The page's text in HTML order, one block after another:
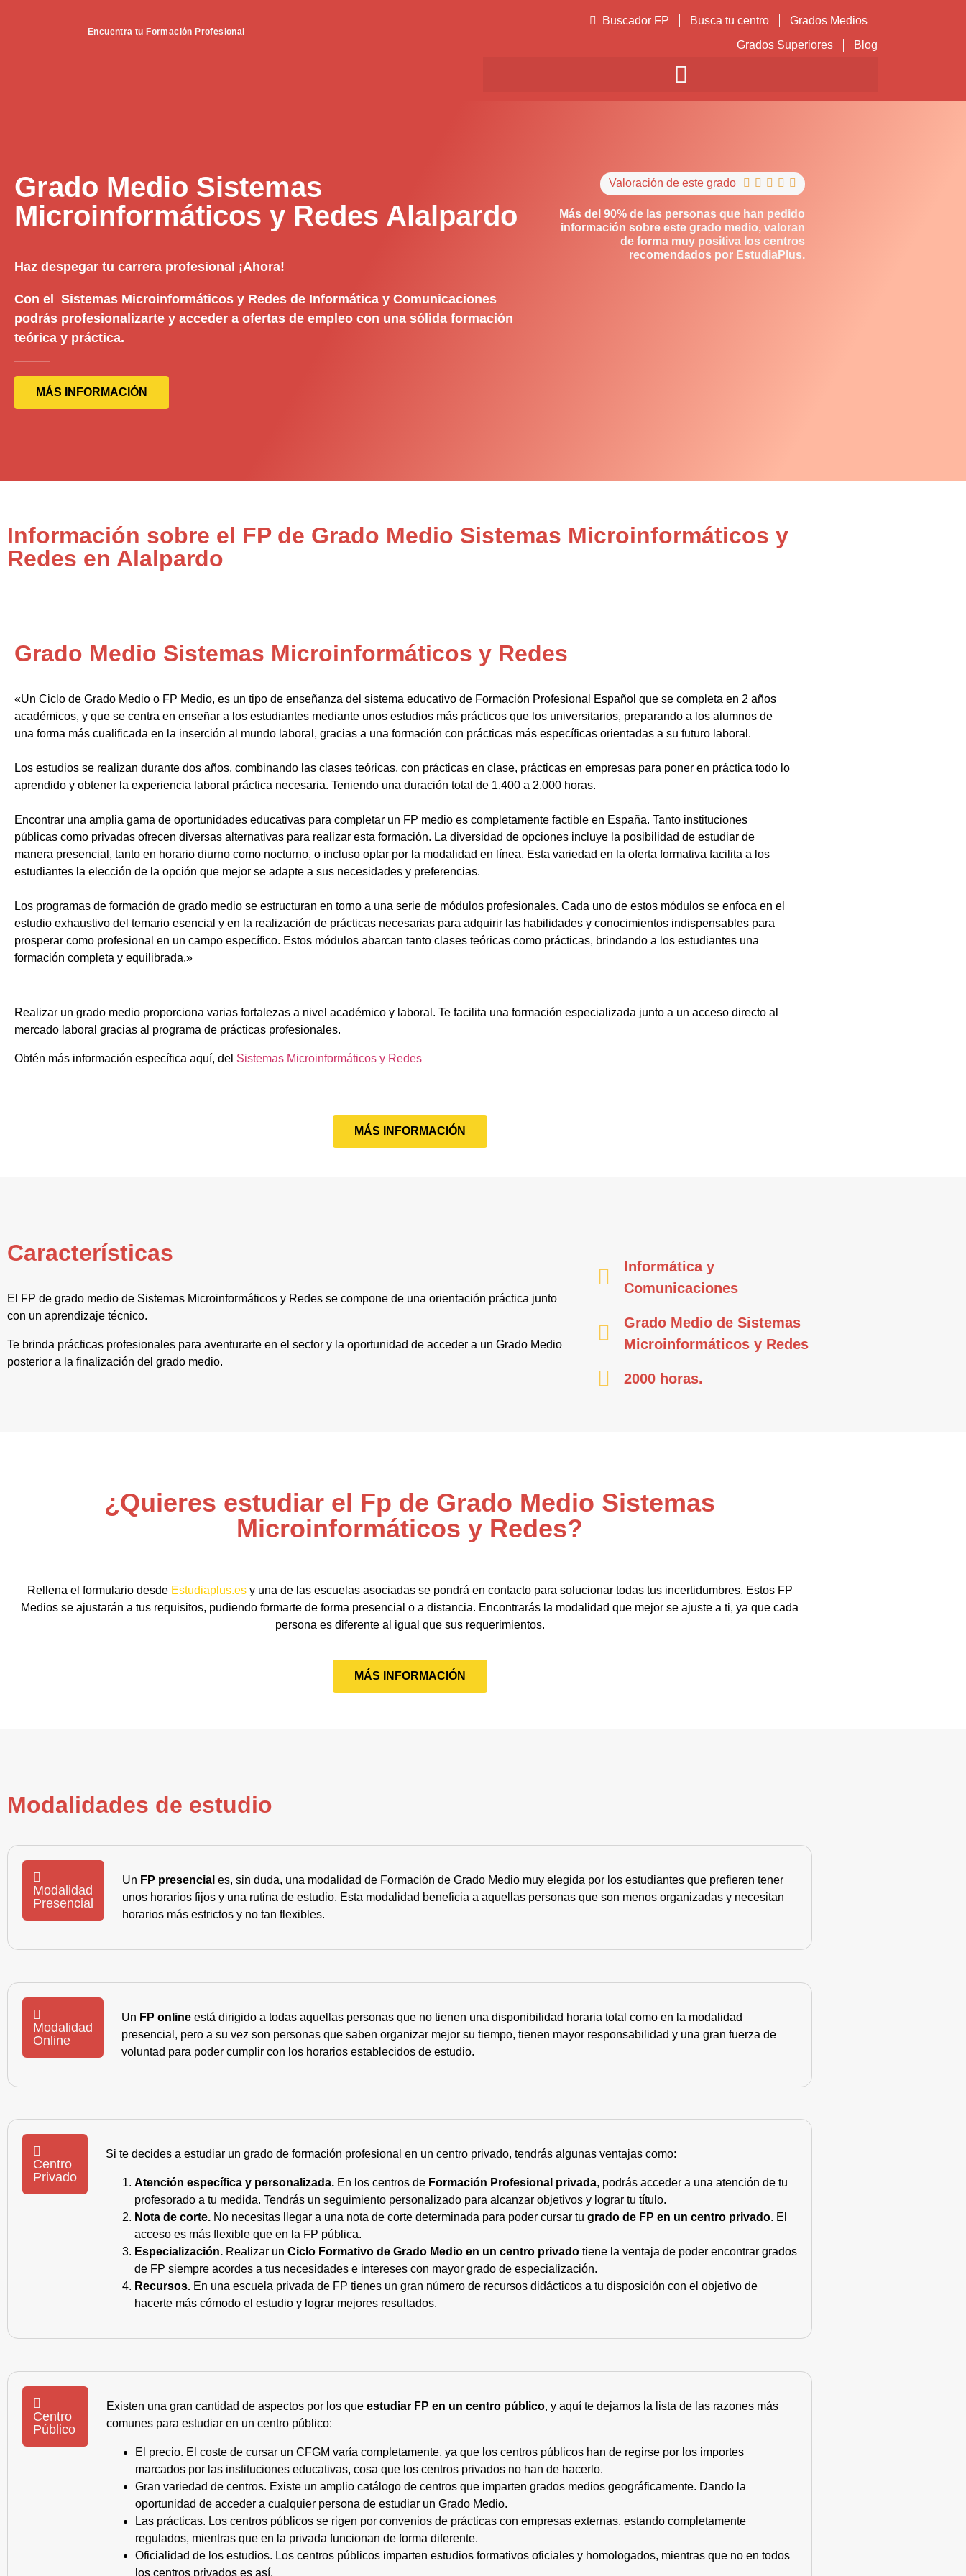
Encuentra tu Formación Profesional
Buscador FP Busca tu centro
Grados Medios
Grados Superiores
Blog
Grado Medio Sistemas
Microinformáticos y Redes Alalpardo
Haz despegar tu carrera profesional ¡Ahora!
Con el Sistemas Microinformáticos y Redes de Informática y Comunicaciones
podrás profesionalizarte y acceder a ofertas de empleo con una sólida formación
teórica y práctica.
MÁS INFORMACIÓN
Valoración de este grado     
Más del 90% de las personas que han pedido
información sobre este grado medio, valoran
de forma muy positiva los centros
recomendados por EstudiaPlus.
Información sobre el FP de Grado Medio Sistemas Microinformáticos y
Redes en Alalpardo
Grado Medio Sistemas Microinformáticos y Redes
«Un Ciclo de Grado Medio o FP Medio, es un tipo de enseñanza del sistema educativo de Formación Profesional Español que se completa en 2 años
académicos, y que se centra en enseñar a los estudiantes mediante unos estudios más prácticos que los universitarios, preparando a los alumnos de
una forma más cualificada en la inserción al mundo laboral, gracias a una formación con prácticas más específicas orientadas a su futuro laboral.
Los estudios se realizan durante dos años, combinando las clases teóricas, con prácticas en clase, prácticas en empresas para poner en práctica todo lo
aprendido y obtener la experiencia laboral práctica necesaria. Teniendo una duración total de 1.400 a 2.000 horas.
Encontrar una amplia gama de oportunidades educativas para completar un FP medio es completamente factible en España. Tanto instituciones
públicas como privadas ofrecen diversas alternativas para realizar esta formación. La diversidad de opciones incluye la posibilidad de estudiar de
manera presencial, tanto en horario diurno como nocturno, o incluso optar por la modalidad en línea. Esta variedad en la oferta formativa facilita a los
estudiantes la elección de la opción que mejor se adapte a sus necesidades y preferencias.
Los programas de formación de grado medio se estructuran en torno a una serie de módulos profesionales. Cada uno de estos módulos se enfoca en el
estudio exhaustivo del temario esencial y en la realización de prácticas necesarias para adquirir las habilidades y conocimientos indispensables para
prosperar como profesional en un campo específico. Estos módulos abarcan tanto clases teóricas como prácticas, brindando a los estudiantes una
formación completa y equilibrada.»
Realizar un grado medio proporciona varias fortalezas a nivel académico y laboral. Te facilita una formación especializada junto a un acceso directo al
mercado laboral gracias al programa de prácticas profesionales.
Obtén más información específica aquí, del Sistemas Microinformáticos y Redes
MÁS INFORMACIÓN
Características
El FP de grado medio de Sistemas Microinformáticos y Redes se compone de una orientación práctica junto
con un aprendizaje técnico.
Te brinda prácticas profesionales para aventurarte en el sector y la oportunidad de acceder a un Grado Medio
posterior a la finalización del grado medio.
Informática y
Comunicaciones
Grado Medio de Sistemas
Microinformáticos y Redes
2000 horas.
¿Quieres estudiar el Fp de Grado Medio Sistemas
Microinformáticos y Redes?
Rellena el formulario desde Estudiaplus.esy una de las escuelas asociadas se pondrá en contacto para solucionar todas tus incertidumbres. Estos FP
Medios se ajustarán a tus requisitos, pudiendo formarte de forma presencial o a distancia. Encontrarás la modalidad que mejor se ajuste a ti, ya que cada
persona es diferente al igual que sus requerimientos.
MÁS INFORMACIÓN
Modalidades de estudio
Modalidad
Presencial
Un FP presencial es, sin duda, una modalidad de Formación de Grado Medio muy elegida por los estudiantes que prefieren tener
unos horarios fijos y una rutina de estudio. Esta modalidad beneficia a aquellas personas que son menos organizadas y necesitan
horarios más estrictos y no tan flexibles.
Modalidad
Online
Un FP online está dirigido a todas aquellas personas que no tienen una disponibilidad horaria total como en la modalidad
presencial, pero a su vez son personas que saben organizar mejor su tiempo, tienen mayor responsabilidad y una gran fuerza de
voluntad para poder cumplir con los horarios establecidos de estudio.
Centro
Privado
Si te decides a estudiar un grado de formación profesional en un centro privado, tendrás algunas ventajas como:
Atención específica y personalizada. En los centros de Formación Profesional privada, podrás acceder a una atención de tu
profesorado a tu medida. Tendrás un seguimiento personalizado para alcanzar objetivos y lograr tu título.
Nota de corte. No necesitas llegar a una nota de corte determinada para poder cursar tu grado de FP en un centro privado. El
acceso es más flexible que en la FP pública.
Especialización. Realizar un Ciclo Formativo de Grado Medio en un centro privado tiene la ventaja de poder encontrar grados
de FP siempre acordes a tus necesidades e intereses con mayor grado de especialización.
Recursos. En una escuela privada de FP tienes un gran número de recursos didácticos a tu disposición con el objetivo de
hacerte más cómodo el estudio y lograr mejores resultados.
Centro
Público
Existen una gran cantidad de aspectos por los queestudiar FP en un centro público, y aquí te dejamos la lista de las razones más
comunes para estudiar en un centro público:
El precio. El coste de cursar un CFGM varía completamente, ya que los centros públicos han de regirse por los importes
marcados por las instituciones educativas, cosa que los centros privados no han de hacerlo.
Gran variedad de centros. Existe un amplio catálogo de centros que imparten grados medios geográficamente. Dando la
oportunidad de acceder a cualquier persona de estudiar un Grado Medio.
Las prácticas. Los centros públicos se rigen por convenios de prácticas con empresas externas, estando completamente
regulados, mientras que en la privada funcionan de forma diferente.
Oficialidad de los estudios. Los centros públicos imparten estudios formativos oficiales y homologados, mientras que no en todos
los centros privados es así.